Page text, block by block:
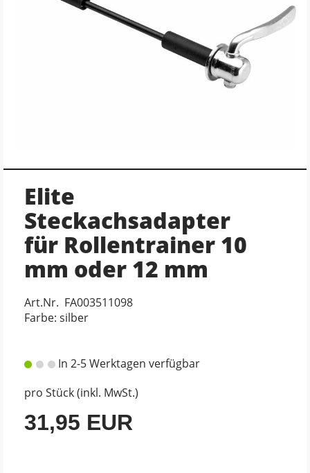
Elite
Steckachsadapter
für Rollentrainer 10
mm oder 12 mm
Art.Nr. FA003511098
Farbe: silber
In 2-5 Werktagen verfügbar
pro Stück (inkl. MwSt.)
31,95 EUR